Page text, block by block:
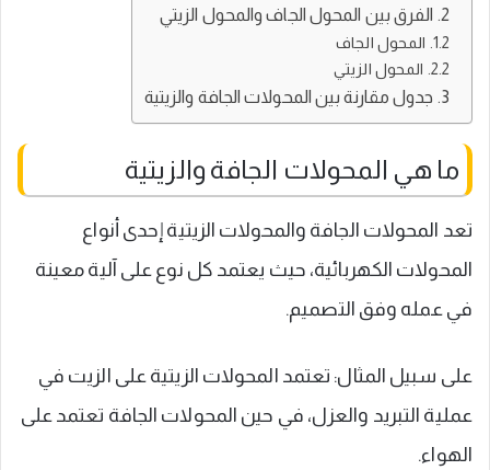
الفرق بين المحول الجاف والمحول الزيتي
المحول الجاف
المحول الزيتي
جدول مقارنة بين المحولات الجافة والزيتية
ما هي المحولات الجافة والزيتية
تعد المحولات الجافة والمحولات الزيتية إحدى أنواع
المحولات الكهربائية، حيث يعتمد كل نوع على آلية معينة
في عمله وفق التصميم.
على سبيل المثال: تعتمد المحولات الزيتية على الزيت في
عملية التبريد والعزل، في حين المحولات الجافة تعتمد على
الهواء.